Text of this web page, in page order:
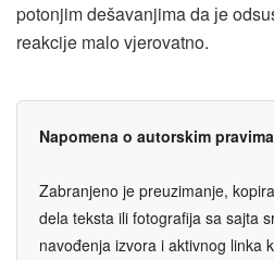
potonjim dešavanjima da јe
reakciјe malo vјerovatno.
Napomena o autorskim
Zabranjeno je preuzimanje,
dela teksta ili fotografija sa sajta
navođenja izvora i aktivnog linka